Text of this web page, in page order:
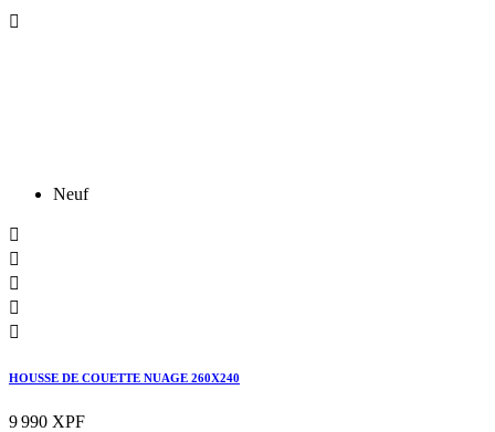

Neuf





HOUSSE DE COUETTE NUAGE 260X240
9 990 XPF